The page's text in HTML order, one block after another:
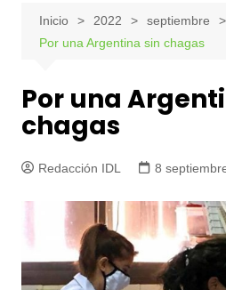
Inicio 2022 septiembre
Por una Argentina sin chagas
Por una
chagas
Redacción IDL 8